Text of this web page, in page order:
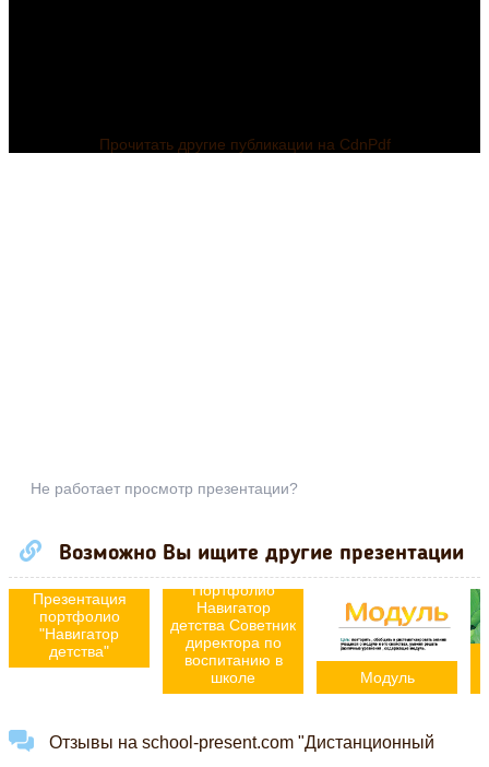
Прочитать другие публикации на CdnPdf
Не работает просмотр презентации?
Возможно Вы ищите другие презентации
Презентация
портфолио
"Навигатор
детства"
Портфолио
Навигатор
детства Советник
директора по
воспитанию в
школе
Модуль
Отзывы на school-present.com "Дистанционный